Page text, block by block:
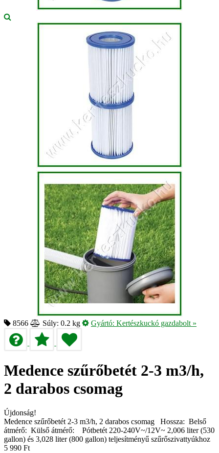
8566 Súly: 0.2 kg Gyártó: Kertészkuckó gazdabolt »
Medence szűrőbetét 2-3 m3/h,
2 darabos csomag
Újdonság!
Medence szűrőbetét 2-3 m3/h, 2 darabos csomag Hossza: Belső
átmérő: Külső átmérő: Pótbetét 220-240V~/12V~ 2,006 liter (530
gallon) és 3,028 liter (800 gallon) teljesítményű szűrőszivattyúkhoz
5 990 Ft